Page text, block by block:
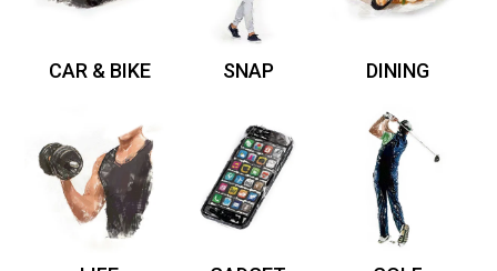
CAR & BIKE SNAP DINING